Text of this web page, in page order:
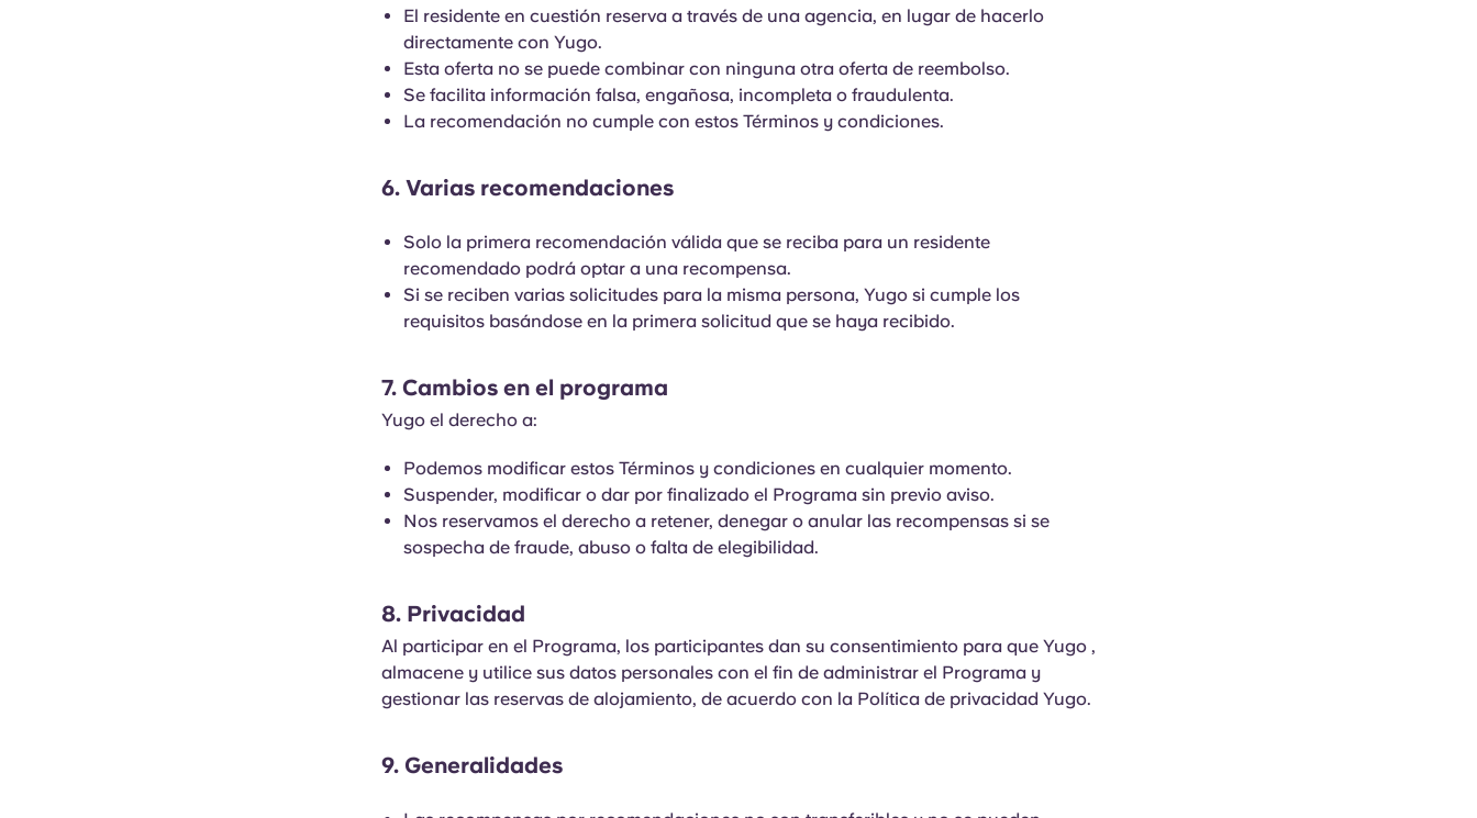
El residente en cuestión reserva a través de una agencia, en lugar de hacerlo
directamente con Yugo.
Esta oferta no se puede combinar con ninguna otra oferta de reembolso.
Se facilita información falsa, engañosa, incompleta o fraudulenta.
La recomendación no cumple con estos Términos y condiciones.
6. Varias recomendaciones
Solo la primera recomendación válida que se reciba para un residente
recomendado podrá optar a una recompensa.
Si se reciben varias solicitudes para la misma persona, Yugo si cumple los
requisitos basándose en la primera solicitud que se haya recibido.
7. Cambios en el programa
Yugo el derecho a:
Podemos modificar estos Términos y condiciones en cualquier momento.
Suspender, modificar o dar por finalizado el Programa sin previo aviso.
Nos reservamos el derecho a retener, denegar o anular las recompensas si se
sospecha de fraude, abuso o falta de elegibilidad.
8. Privacidad
Al participar en el Programa, los participantes dan su consentimiento para que Yugo ,
almacene y utilice sus datos personales con el fin de administrar el Programa y
gestionar las reservas de alojamiento, de acuerdo con la Política de privacidad Yugo.
9. Generalidades